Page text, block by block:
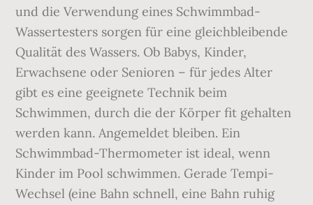
und die Verwendung eines Schwimmbad-
Wassertesters sorgen für eine gleichbleibende
Qualität des Wassers. Ob Babys, Kinder,
Erwachsene oder Senioren – für jedes Alter
gibt es eine geeignete Technik beim
Schwimmen, durch die der Körper fit gehalten
werden kann. Angemeldet bleiben. Ein
Schwimmbad-Thermometer ist ideal, wenn
Kinder im Pool schwimmen. Gerade Tempi-
Wechsel (eine Bahn schnell, eine Bahn ruhig